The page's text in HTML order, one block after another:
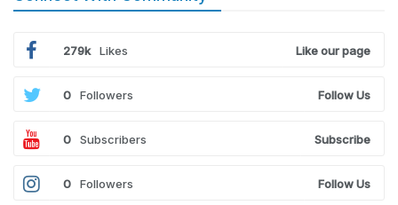
279k Likes Like our page
0 Followers Follow Us
0 Subscribers Subscribe
0 Followers Follow Us